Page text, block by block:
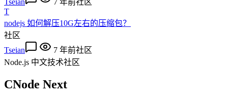
T
nodejs 如何解压10G左右的压缩包？
社区
Tseian
7 年前社区
Node.js 中文技术社区
CNode Next